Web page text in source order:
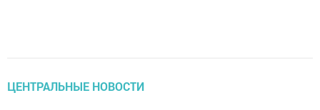
ЦЕНТРАЛЬНЫЕ НОВОСТИ